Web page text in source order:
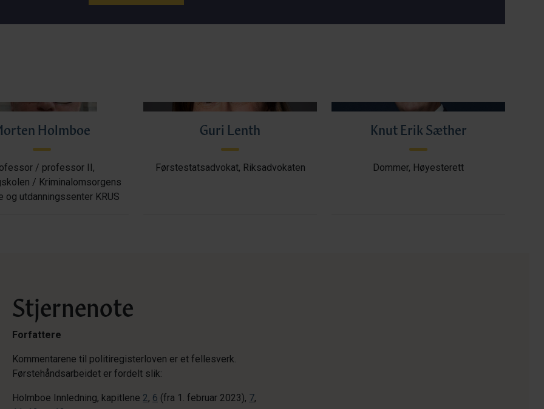
Holmboe
/ professor II,
/ Kriminalomsorgens
og utdanningssenter KRUS
Guri Lenth
Førstestatsadvokat, Riksadvokaten
Knut Erik Sæther
Dommer, Høyesterett
Stjernenote
Forfattere
Kommentarene til politiregisterloven er et fellesverk.
Førstehåndsarbeidet er fordelt slik:
Holmboe Innledning, kapitlene 2, 6 (fra 1. februar 2023), 7,